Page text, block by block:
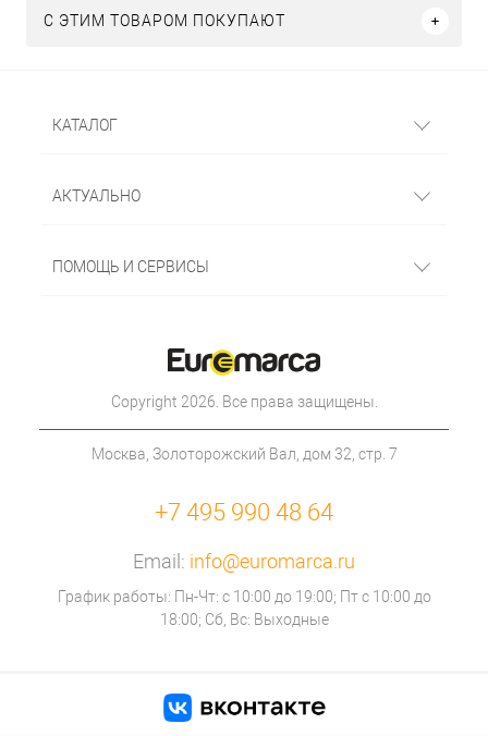
С ЭТИМ ТОВАРОМ ПОКУПАЮТ
КАТАЛОГ
АКТУАЛЬНО
ПОМОЩЬ И СЕРВИСЫ
Copyright 2026. Все права защищены.
Москва, Золоторожский Вал, дом 32, стр. 7
+7 495 990 48 64
Email: info@euromarca.ru
График работы: Пн-Чт: с 10:00 до 19:00; Пт с 10:00 до
18:00; Сб, Вс: Выходные